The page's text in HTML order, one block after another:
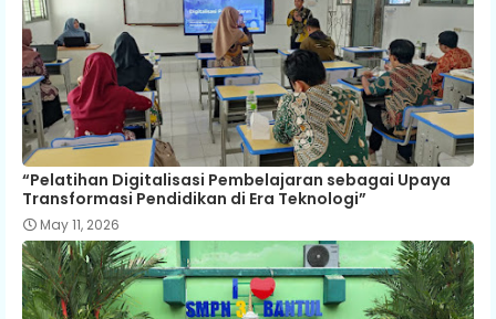
“Pelatihan Digitalisasi Pembelajaran sebagai Upaya
Transformasi Pendidikan di Era Teknologi”
May 11, 2026